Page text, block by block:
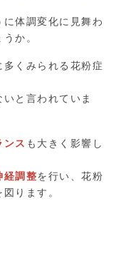
体調変化に見舞わ
か。
くみられる花粉症
と言われていま
ンス も大きく影響し
経調整を行い、花粉
ります。